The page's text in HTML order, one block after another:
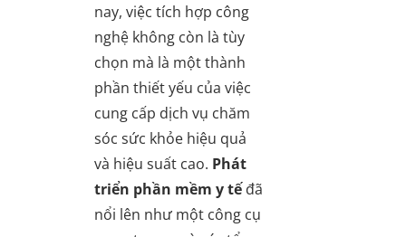
nay, việc tích hợp công
nghệ không còn là tùy
chọn mà là một thành
phần thiết yếu của việc
cung cấp dịch vụ chăm
sóc sức khỏe hiệu quả
và hiệu suất cao. Phát
triển phần mềm y tếđã
nổi lên như một công cụ